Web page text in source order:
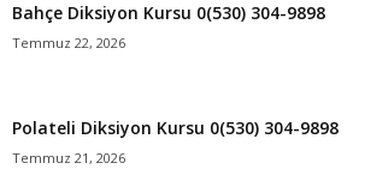
Bahçe Diksiyon Kursu 0(530) 304-9898
Temmuz 22, 2026
Polateli Diksiyon Kursu 0(530) 304-9898
Temmuz 21, 2026